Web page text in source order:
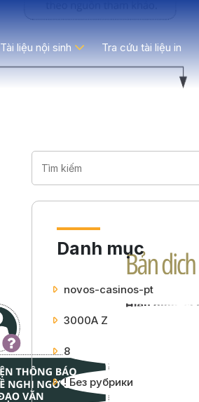
Tài liệu nội sinh Tra cứu tài liệu in
Danh mục
novos-casinos-pt
3000A Z
8
! Без рубрики